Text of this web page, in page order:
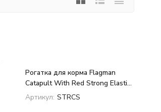
Рогатка для корма Flagman
Catapult With Red Strong Elastic
25-45м
Артикул: STRCS